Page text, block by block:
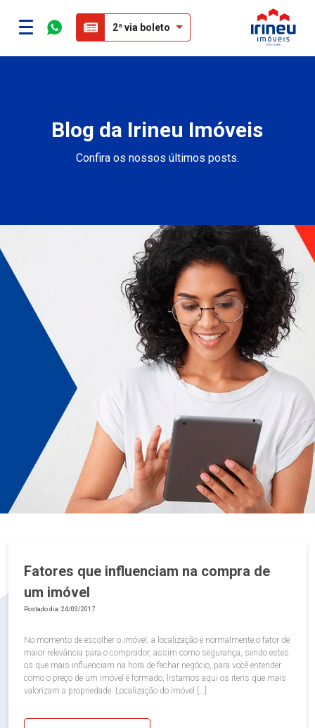
2ª via boleto
Blog da Irineu Imóveis
Confira os nossos últimos posts.
Fatores que influenciam na compra de
um imóvel
Postado dia: 24/03/2017
No momento de escolher o imóvel, a localização é normalmente o fator de
maior relevância para o comprador, assim como segurança, sendo estes
os que mais influenciam na hora de fechar negócio, para você entender
como o preço de um imóvel é formado, listamos aqui os itens que mais
valorizam a propriedade: Localização do imóvel […]